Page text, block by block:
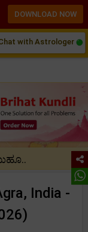
with Astrologer
India -
DOWNLOAD NOW